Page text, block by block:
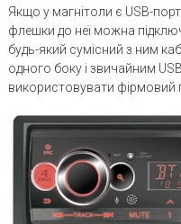
Якщо у магнітоли є USB-
флешки до неї можна
будь-який сумісний з ним
одного боку і звичайним
використовувати фірмовий